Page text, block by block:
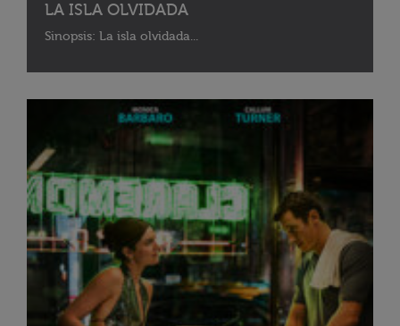
LA ISLA OLVIDADA
Sinopsis: La isla olvidada...